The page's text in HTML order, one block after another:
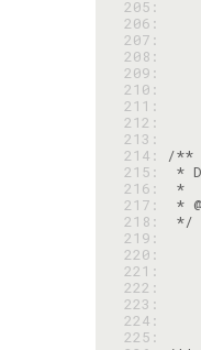
205:
206:
207:
208:
209:
210:
211:
212:
213:
214:
215:
216:
217:
218:
*/
219:
220:
221:
222:
223:
224:
225: